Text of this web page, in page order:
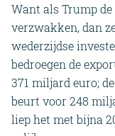
Want als Trump
verzwakken, dan
wederzijdse
bedroegen de
371 miljard euro;
beurt voor 248
liep het met bijna